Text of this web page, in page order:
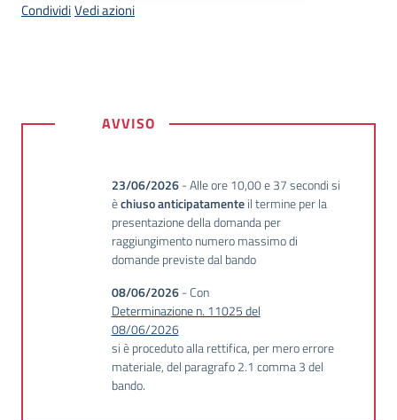
CondividiVedi azioni
DescrizioneAVVISO
23/06/2026- Alle ore 10,00 e 37 secondi si
èchiuso anticipatamenteil termine per la
presentazione della domanda per
raggiungimento numero massimo di
domande previste dal bando
08/06/2026- Con
Determinazione n. 11025 del
08/06/2026
si è proceduto alla rettifica, per mero errore
materiale, del paragrafo 2.1 comma 3 del
bando.